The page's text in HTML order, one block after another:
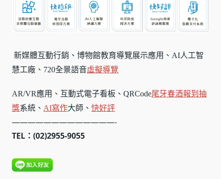
新媒體互動行銷、博物館教育導覽展示應用、AI人工智
慧工廠、720全景語音虛擬導覽
AR/VR應用、互動式電子看板、QRCode尾牙春酒報到 抽
獎系統、 AI寫作大師、 快好評
—————————————-
TEL：(02)2955-9055